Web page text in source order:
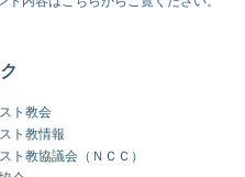
ト教会
ト教情報
ト教協議会（ＮＣＣ）